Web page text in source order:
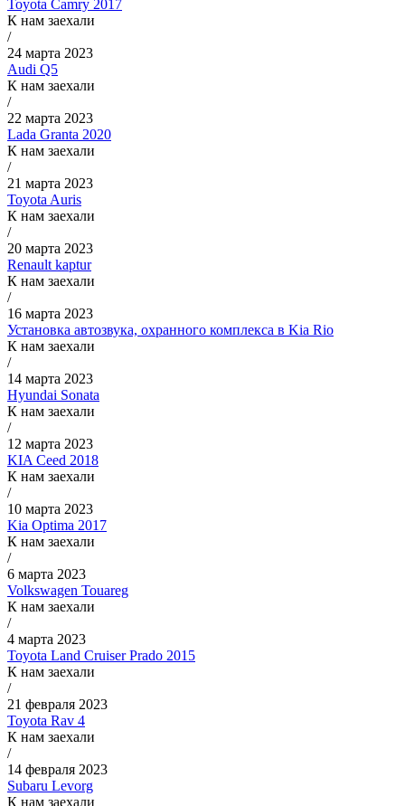
Toyota Camry 2017
К нам заехали
/
24 марта 2023
Audi Q5
К нам заехали
/
22 марта 2023
Lada Granta 2020
К нам заехали
/
21 марта 2023
Toyota Auris
К нам заехали
/
20 марта 2023
Renault kaptur
К нам заехали
/
16 марта 2023
Установка автозвука, охранного комплекса в Kia Rio
К нам заехали
/
14 марта 2023
Hyundai Sonata
К нам заехали
/
12 марта 2023
KIA Ceed 2018
К нам заехали
/
10 марта 2023
Kia Optima 2017
К нам заехали
/
6 марта 2023
Volkswagen Touareg
К нам заехали
/
4 марта 2023
Toyota Land Cruiser Prado 2015
К нам заехали
/
21 февраля 2023
Toyota Rav 4
К нам заехали
/
14 февраля 2023
Subaru Levorg
К нам заехали